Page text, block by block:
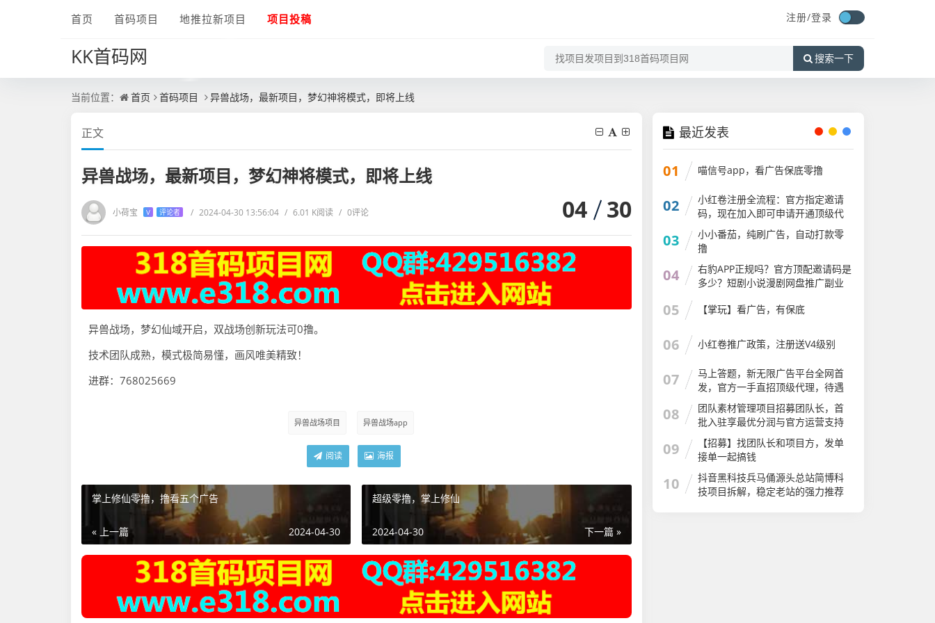
首页 首码项目 地推拉新项目 项目投稿 注册/登录
KK首码网 搜索一下
当前位置： 首页 首码项目 异兽战场，最新项目，梦幻神将模式，即将上线
正文
异兽战场，最新项目，梦幻神将模式，即将上线
小荷宝 V 评论者 / 2024-04-30 13:56:04 / 6.01 K阅读 / 0评论 04 30
异兽战场，梦幻仙域开启，双战场创新玩法可0撸。
技术团队成熟，模式极简易懂，画风唯美精致！
进群：768025669
异兽战场项目 异兽战场app
阅读 海报
掌上修仙零撸，撸看五个广告
« 上一篇 2024-04-30
超级零撸，掌上修仙
下一篇 »
2024-04-30
最近发表
01 喵信号app，看广告保底零撸
02
小红卷注册全流程：官方指定邀请
码，现在加入即可申请开通顶级代
理V5权限
03
小小番茄，纯刷广告，自动打款零
撸
04
右豹APP正规吗？官方顶配邀请码是
多少？短剧小说漫剧网盘推广副业
05 【掌玩】看广告，有保底
06 小红卷推广政策，注册送V4级别
07
马上答题，新无限广告平台全网首
发，官方一手直招顶级代理，待遇
拉满
08
团队素材管理项目招募团队长，首
批入驻享最优分润与官方运营支持
09
【招募】找团队长和项目方，发单
接单一起搞钱
10
抖音黑科技兵马俑源头总站简博科
技项目拆解，稳定老站的强力推荐